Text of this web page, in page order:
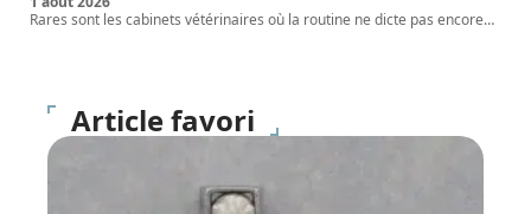
Rares sont les cabinets vétérinaires où la routine ne dicte pas encore…
Article favori